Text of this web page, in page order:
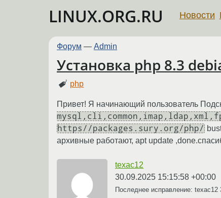
LINUX.ORG.RU Новости
Форум — Admin
Установка php 8.3
php
Привет! Я начинающий пользователь
https//packages.sury.org/php/
архивные работают, apt update
texac12
30.09.2025 15:15:58 +00:00
Последнее исправление: texac12